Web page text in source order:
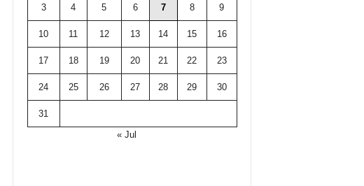
3 4 5 6 7 8 9
10 11 12 13 14 15 16
17 18 19 20 21 22 23
24 25 26 27 28 29 30
31
« Jul